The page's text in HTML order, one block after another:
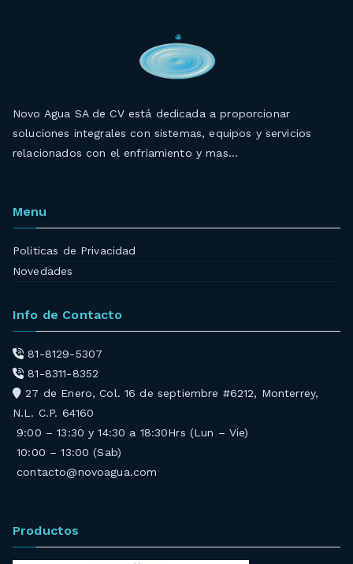
Novo Agua SA de CV está dedicada a proporcionar
soluciones integrales con sistemas, equipos y servicios
relacionados con el enfriamiento y mas…
Menu
Politicas de Privacidad
Novedades
Info de Contacto
81-8129-5307
81-8311-8352
27 de Enero, Col. 16 de septiembre #6212, Monterrey,
N.L. C.P. 64160
9:00 – 13:30 y 14:30 a 18:30Hrs (Lun – Vie)
10:00 – 13:00 (Sab)
contacto@novoagua.com
Productos